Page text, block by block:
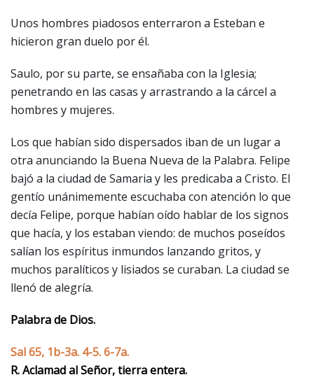
Unos hombres piadosos enterraron a Esteban e
hicieron gran duelo por él.
Saulo, por su parte, se ensañaba con la Iglesia;
penetrando en las casas y arrastrando a la cárcel a
hombres y mujeres.
Los que habían sido dispersados iban de un lugar a
otra anunciando la Buena Nueva de la Palabra. Felipe
bajó a la ciudad de Samaria y les predicaba a Cristo. El
gentío unánimemente escuchaba con atención lo que
decía Felipe, porque habían oído hablar de los signos
que hacía, y los estaban viendo: de muchos poseídos
salían los espíritus inmundos lanzando gritos, y
muchos paralíticos y lisiados se curaban. La ciudad se
llenó de alegría.
Palabra de Dios.
Sal 65, 1b-3a. 4-5. 6-7a.
R. Aclamad al Señor, tierra entera.